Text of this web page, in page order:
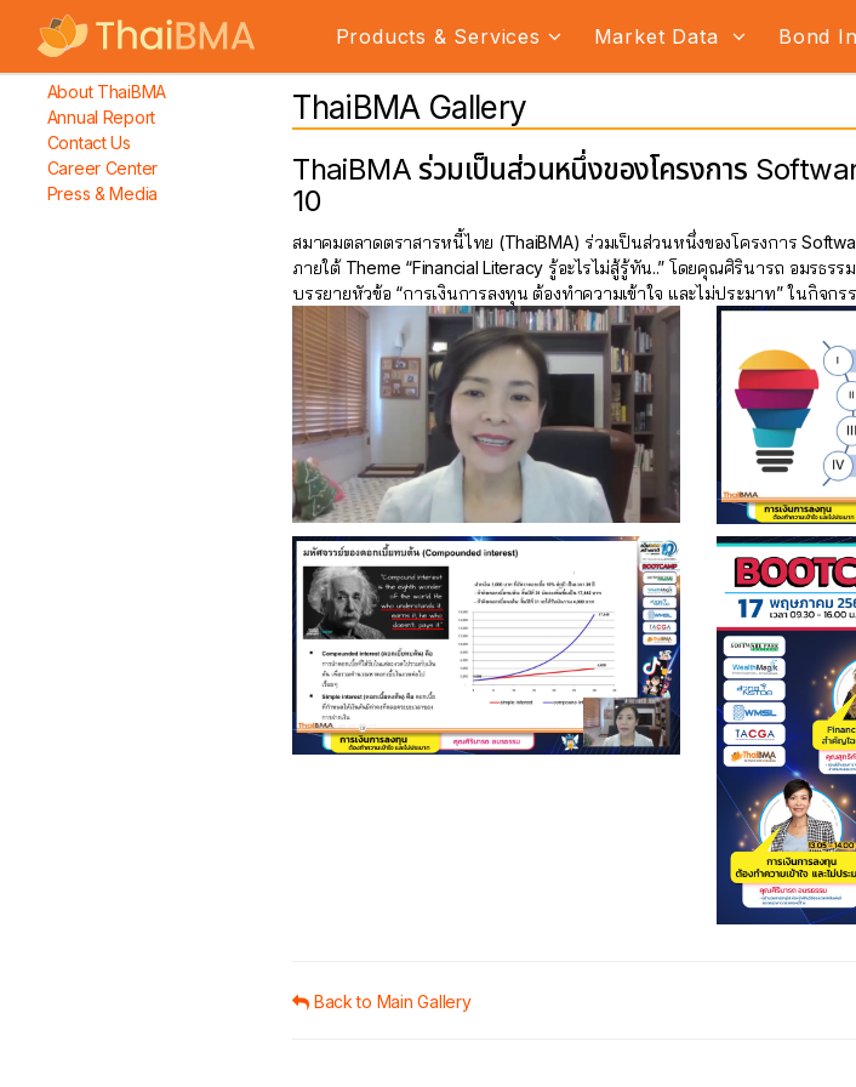
Products & Services Market Data Bond
About ThaiBMA
Annual Report
Contact Us
Career Center
Press & Media
ThaiBMA Gallery
ThaiBMA ร่วมเป็นส่วนหนึ่งของโครงการ
10
สมาคมตลาดตราสารหนี้ไทย (ThaiBMA) ร่วมเป็นส่วนหนึ่งของโครงการ
ภายใต้ Theme “Financial Literacy รู้อะไรไม่สู้รู้ทัน..” โดยคุณศิรินารถ อมรธ
บรรยายหัวข้อ “การเงินการลงทุน ต้องทำความเข้าใจ และไม่ประมาท” ในกิจ
Back to Main Gallery